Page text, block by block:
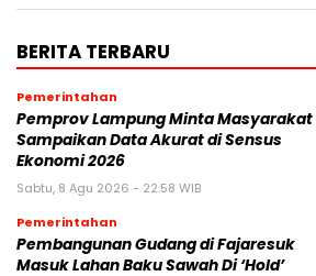
BERITA TERBARU
Pemerintahan
Pemprov Lampung Minta Masyarakat
Sampaikan Data Akurat di Sensus
Ekonomi 2026
Sabtu, 8 Agu 2026 - 22:58 WIB
Pemerintahan
Pembangunan Gudang di Fajaresuk
Masuk Lahan Baku Sawah Di ‘Hold’